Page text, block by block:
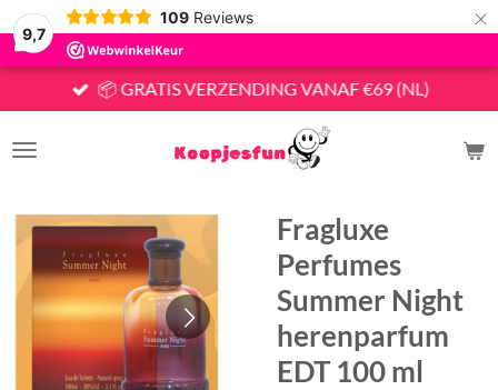
9,7
109 Reviews ×
📦 GRATIS VERZENDING VANAF €69 (NL)
Fragluxe
Perfumes
Summer Night
herenparfum
EDT 100 ml